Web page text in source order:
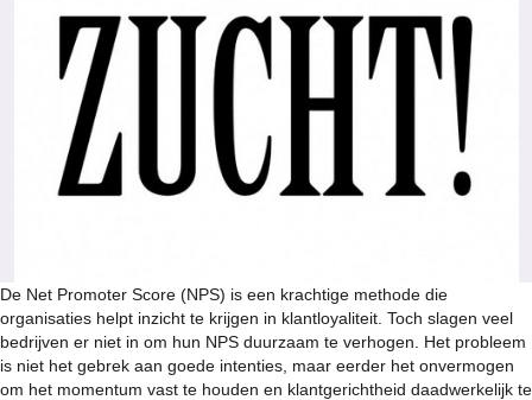
De Net Promoter Score (NPS) is een krachtige methode die
organisaties helpt inzicht te krijgen in klantloyaliteit. Toch slagen veel
bedrijven er niet in om hun NPS duurzaam te verhogen. Het probleem
is niet het gebrek aan goede intenties, maar eerder het onvermogen
om het momentum vast te houden en klantgerichtheid daadwerkelijk te